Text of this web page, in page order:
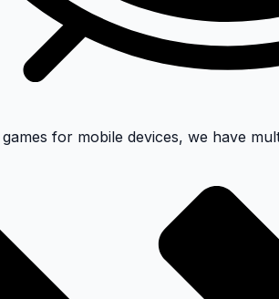
for mobile devices, we have